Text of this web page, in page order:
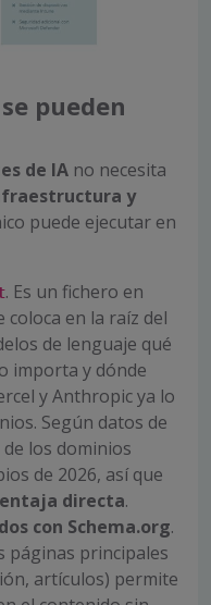
pueden
de IA no necesita
y
puede ejecutar en
. Es un fichero en
en la raíz del
de lenguaje qué
importa y dónde
y Anthropic ya lo
Según datos de
de los dominios
de 2026, así que
directa.
con Schema.org.
páginas principales
artículos) permite